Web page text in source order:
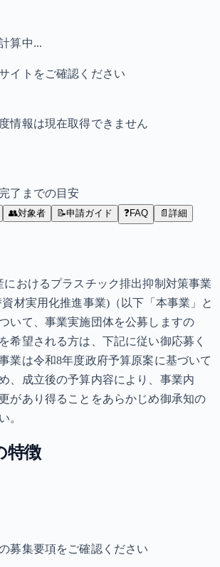
算中...
イトをご確認ください
情報は現在取得できません
了までの目安
👥対象者 📝申請ガイド ❓FAQ 📄 詳細
におけるプラスチック排出抑制対策事業
材実用化推進事業)（以下「本事業」と
いて、事業実施団体を公募しますの
希望される方は、下記に従い御応募く
業は令和8年度政府予算原案に基づいて
、成立後の予算内容により、事業内
があり得ることをあらかじめ御承知の
。
特徴
募集要項をご確認ください